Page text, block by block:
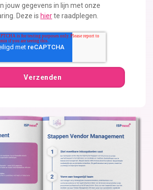
jouw gegevens in lijn met onze
Deze is hierte raadplegen.